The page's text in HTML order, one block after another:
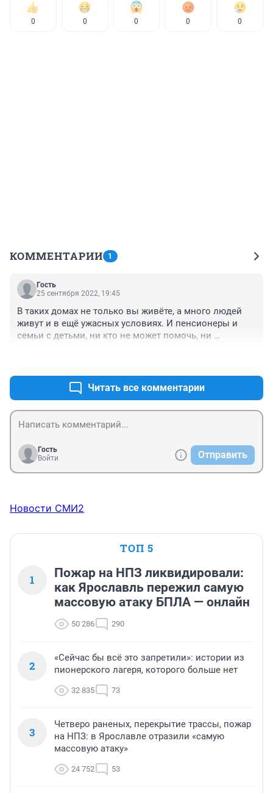
0 0 0 0 0
КОММЕНТАРИИ 1
Гость
25 сентября 2022, 19:45
В таких домах не только вы живёте, а много людей
живут и в ещё ужасных условиях. И пенсионеры и
семьи с детьми, ни кто не может помочь, ни
Читать все комментарии
Гость
Войти
Отправить
Новости СМИ2
ТОП 5
1
Пожар на НПЗ ликвидировали:
как Ярославль пережил самую
массовую атаку БПЛА — онлайн
50 286 290
2
«Сейчас бы всё это запретили»: истории из
пионерского лагеря, которого больше нет
32 835 73
3
Четверо раненых, перекрытие трассы, пожар
на НПЗ: в Ярославле отразили «самую
массовую атаку»
24 752 53